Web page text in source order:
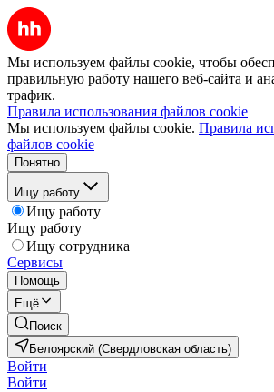
Мы используем файлы cookie, чтобы
правильную работу нашего веб-сайта и
трафик.
Правила использования файлов cookie
Мы используем файлы cookie. Правила
файлов cookie
Понятно
Ищу работу
Ищу работу
Ищу работу
Ищу сотрудника
Сервисы
Помощь
Ещё
Поиск
Белоярский (Свердловская область)
Войти
Войти